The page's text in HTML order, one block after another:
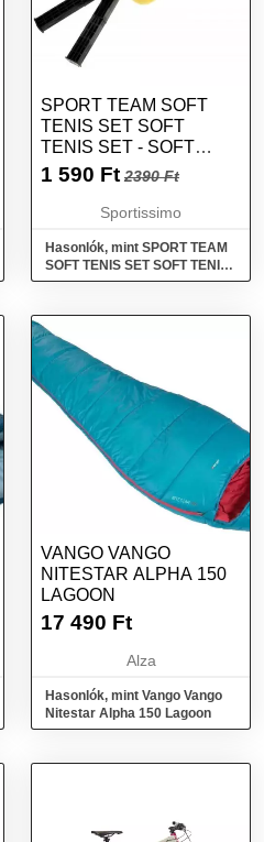
SPORT TEAM SOFT
TENIS SET SOFT
TENIS SET - SOFT
TENISZ KÉSZLET,
1 590 Ft 2390 Ft
Sportissimo
Hasonlók, mint SPORT TEAM
SOFT TENIS SET SOFT TENIS
SET - Soft tenisz készlet,
VANGO VANGO
NITESTAR ALPHA 150
LAGOON
17 490 Ft
Alza
Hasonlók, mint Vango Vango
Nitestar Alpha 150 Lagoon